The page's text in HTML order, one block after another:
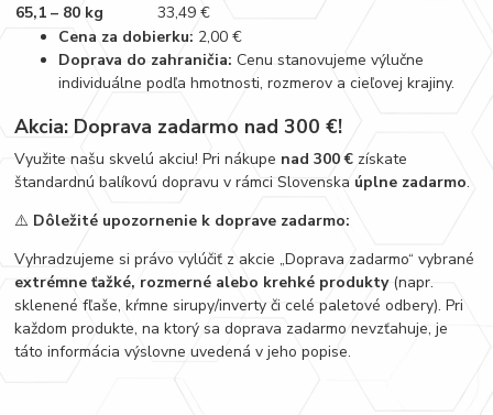
65,1 – 80 kg
33,49 €
Cena za dobierku: 2,00 €
Doprava do zahraničia: Cenu stanovujeme výlučne
individuálne podľa hmotnosti, rozmerov a cieľovej krajiny.
Akcia: Doprava zadarmo nad 300 €!
Využite našu skvelú akciu! Pri nákupe nad 300 € získate
štandardnú balíkovú dopravu v rámci Slovenska úplne zadarmo.
⚠️ Dôležité upozornenie k doprave zadarmo:
Vyhradzujeme si právo vylúčiť z akcie „Doprava zadarmo“ vybrané
extrémne ťažké, rozmerné alebo krehké produkty(napr.
sklenené fľaše, kŕmne sirupy/inverty či celé paletové odbery). Pri
každom produkte, na ktorý sa doprava zadarmo nevzťahuje, je
táto informácia výslovne uvedená v jeho popise.